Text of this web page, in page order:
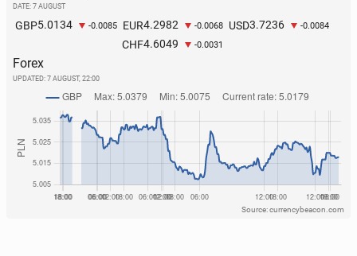
DATE: 7 AUGUST
GBP5.0134 -0.0085 EUR4.2982 -0.0068 USD3.7236 -0.0084
CHF4.6049 -0.0031
Forex
UPDATED: 7 AUGUST, 22:00
Source: currencybeacon.com